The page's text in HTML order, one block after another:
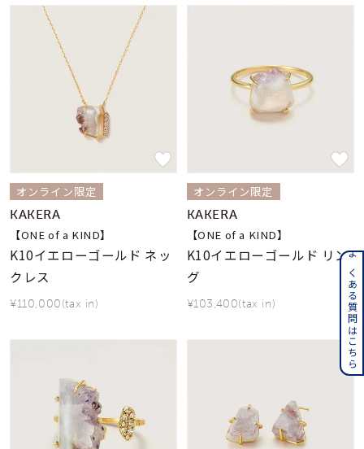
オンライン限定
KAKERA
【ONE of a KIND】
K10イエローゴールド ネッ
クレス
¥110,000(tax in)
オンライン限定
KAKERA
【ONE of a KIND】
K10イエローゴールド リン
グ
¥103,400(tax in) よくある質問はこちら